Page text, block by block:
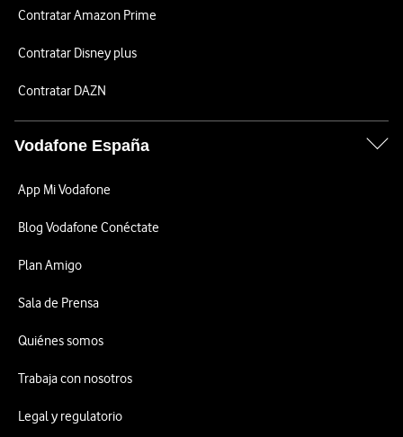
Contratar Amazon Prime
Contratar Disney plus
Contratar DAZN
Vodafone España
App Mi Vodafone
Blog Vodafone Conéctate
Plan Amigo
Sala de Prensa
Quiénes somos
Trabaja con nosotros
Legal y regulatorio